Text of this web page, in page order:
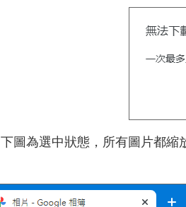
下圖為選中狀態，所有圖片都